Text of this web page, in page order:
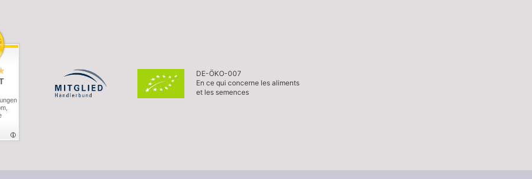
DE-ÖKO-007
En ce qui concerne les aliments
et les semences